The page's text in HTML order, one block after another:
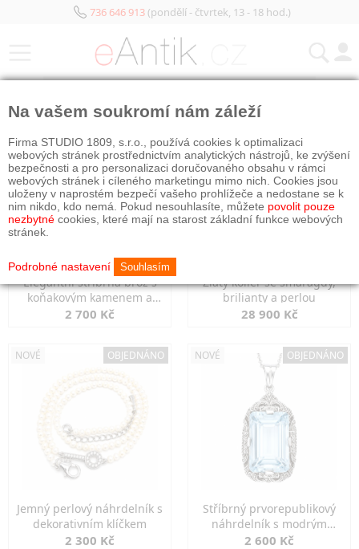
736 646 913(pondělí - čtvrtek, 13 - 18 hod.)
Elegantní stříbrná brož s
koňakovým kamenem a
markazity
2 700 Kč
Zlatý kolier se smaragdy,
brilianty a perlou
28 900 Kč
NOVÉ OBJEDNÁNO
Jemný perlový náhrdelník s
dekorativním klíčkem
2 300 Kč
NOVÉ OBJEDNÁNO
Stříbrný prvorepublikový
náhrdelník s modrým
spinelem
2 600 Kč
Na vašem soukromí nám záleží
Firma STUDIO 1809, s.r.o., používá cookies k optimalizaci
webových stránek prostřednictvím analytických nástrojů, ke zvýšení
bezpečnosti a pro personalizaci doručovaného obsahu v rámci
webových stránek i cíleného marketingu mimo nich. Cookies jsou
uloženy v naprostém bezpečí vašeho prohlížeče a nedostane se k
nim nikdo, kdo nemá. Pokud nesouhlasíte, můžete povolit pouze
nezbytné cookies, které mají na starost základní funkce webových
stránek.
Podrobné nastavení Souhlasím